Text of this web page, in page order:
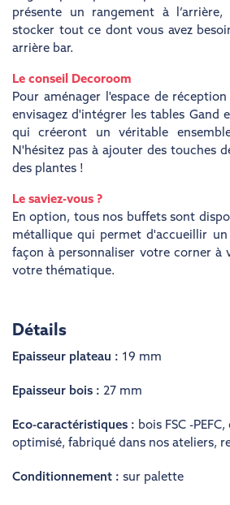
présente un rangement à
stocker tout ce dont vous avez
arrière bar.
Le conseil Decoroom
Pour aménager l'espace de
envisagez d'intégrer les tables Gand
qui créeront un véritable
N'hésitez pas à ajouter des touches
des plantes !
Le saviez-vous ?
En option, tous nos buffets sont
métallique qui permet d'accueillir
façon à personnaliser votre corner à
votre thématique.
Détails
Epaisseur plateau : 19 mm
Epaisseur bois : 27 mm
Eco-caractéristiques : bois FSC -PEFC,
optimisé, fabriqué dans nos ateliers,
Conditionnement : sur palette